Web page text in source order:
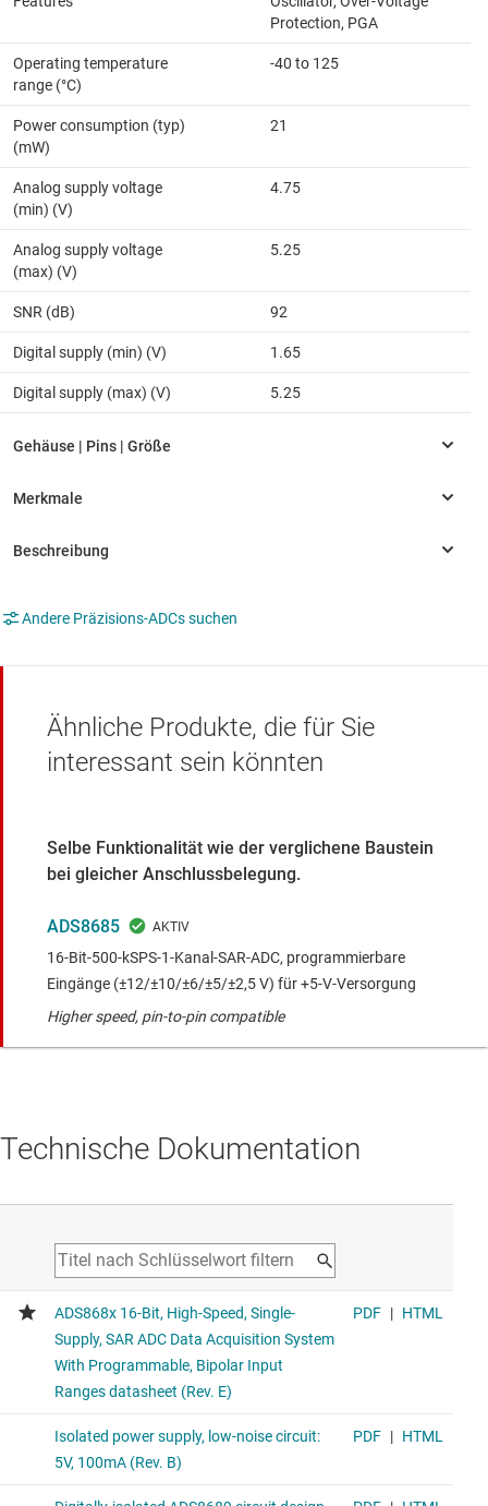
Protection, PGA
Operating temperature
range (°C)
-40 to 125
Power consumption (typ)
(mW)
21
Analog supply voltage
(min) (V)
4.75
Analog supply voltage
(max) (V)
5.25
SNR (dB) 92
Digital supply (min) (V) 1.65
Digital supply (max) (V) 5.25
Andere Präzisions-ADCs suchen
Ähnliche Produkte, die für Sie
interessant sein könnten
Selbe Funktionalität wie der verglichene Baustein
bei gleicher Anschlussbelegung.
ADS8685
16-Bit-500-kSPS-1-Kanal-SAR-ADC, programmierbare
Eingänge (±12/±10/±6/±5/±2,5 V) für +5-V-Versorgung
Higher speed, pin-to-pin compatible
Technische Dokumentation